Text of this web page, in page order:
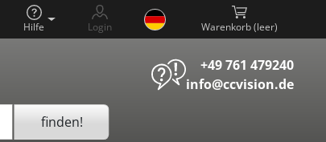
Hilfe Login Warenkorb ( )
+49 761 479240
info@ccvision.de
finden!